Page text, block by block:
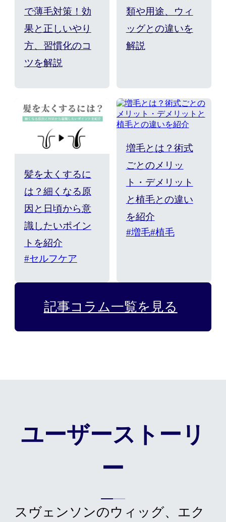
で薄毛対策！効
果と正しいやり
方、習慣化のコ
ツを解説
類や用途、ウィ
ッグとの違いを
解説
髪を太くするに
は？細くなる原
因と日頃から意
識したいポイン
トを紹介
#セルフケア
増毛とは？術式
ごとのメリッ
ト・デメリット
と植毛との違い
を紹介
#増毛#植毛
記事コラム一覧を見る
ユーザーストーリ
ー
スヴェンソンのウィッグ、エク